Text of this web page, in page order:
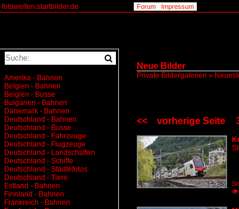
fotowelten.startbilder.de Forum Impressum
Neue Bilder
Private Bildergalerien »
<< vorherige Seite

Amerika - Bahnen
Belgien - Bahnen
Belgien - Busse
Bulgarien - Bahnen
Dänemark - Bahnen
Deutschland - Bahnen
Deutschland - Busse
Deutschland - Fahrzeuge
Deutschland - Flugzeuge
Deutschland - Landschaften
Deutschland - Schiffe
Deutschland - Städtefotos
Deutschland - Tiere
Estland - Bahnen
Finnland - Bahnen
Frankreich - Bahnen